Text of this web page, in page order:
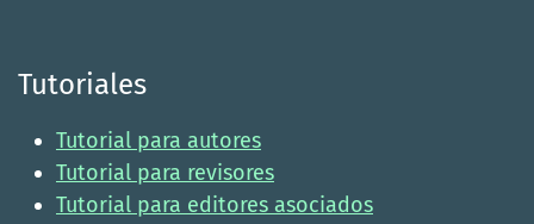
Tutoriales
Tutorial para autores
Tutorial para revisores
Tutorial para editores asociados